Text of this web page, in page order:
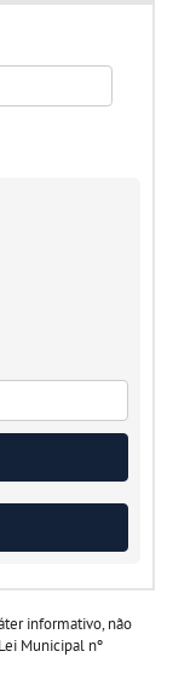
informativo, não
Municipal nº